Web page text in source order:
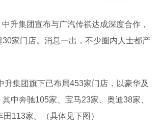
中升集团宣布与广汽传祺达成深度合作，
30家门店。消息一出，不少圈内人士都产
升集团旗下已布局453家门店，以豪华及
其中奔驰105家、宝马23家、奥迪38家、
田 113家。 （具体见下图）